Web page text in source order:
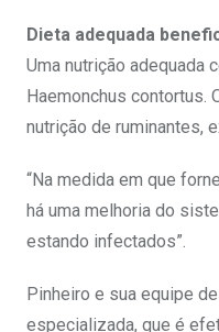
Dieta adequada
Uma nutrição adequada
Haemonchus contortus.
nutrição de ruminantes,
“Na medida em que
há uma melhoria do
estando infectados”.
Pinheiro e sua equipe
especializada, que é